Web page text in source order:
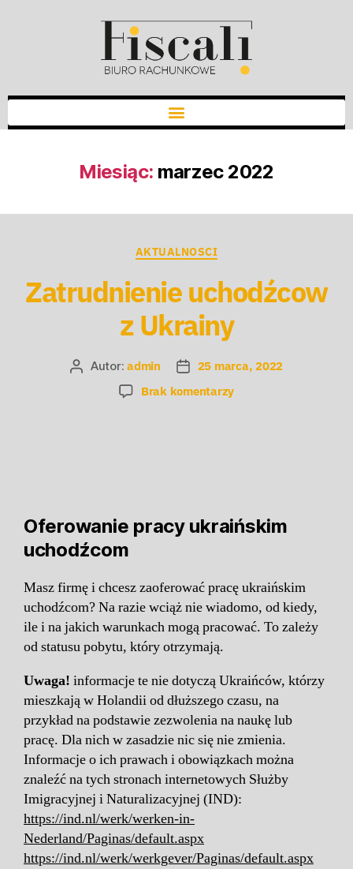
Miesiąc: marzec 2022
AKTUALNOSCI
Zatrudnienie uchodźcow
z Ukrainy
Autor:admin
25 marca, 2022
Brak komentarzy
Oferowanie pracy ukraińskim
uchodźcom
Masz firmę i chcesz zaoferować pracę ukraińskim
uchodźcom? Na razie wciąż nie wiadomo, od kiedy,
ile i na jakich warunkach mogą pracować. To zależy
od statusu pobytu, który otrzymają.
Uwaga! informacje te nie dotyczą Ukraińców, którzy
mieszkają w Holandii od dłuższego czasu, na
przykład na podstawie zezwolenia na naukę lub
pracę. Dla nich w zasadzie nic się nie zmienia.
Informacje o ich prawach i obowiązkach można
znaleźć na tych stronach internetowych Służby
Imigracyjnej i Naturalizacyjnej (IND):
https://ind.nl/werk/werken-in-
Nederland/Paginas/default.aspx
https://ind.nl/werk/werkgever/Paginas/default.aspx